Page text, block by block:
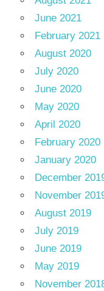
June 2021
February 2021
August 2020
July 2020
June 2020
May 2020
April 2020
February 2020
January 2020
December
November
August 2019
July 2019
June 2019
May 2019
November